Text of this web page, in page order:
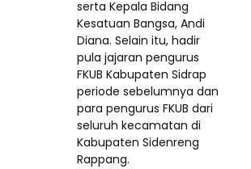
serta Kepala Bidang
Kesatuan Bangsa, Andi
Diana. Selain itu, hadir
pula jajaran pengurus
FKUB Kabupaten Sidrap
periode sebelumnya dan
para pengurus FKUB dari
seluruh kecamatan di
Kabupaten Sidenreng
Rappang.